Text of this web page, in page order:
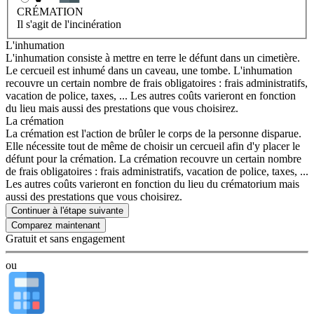
CRÉMATION
Il s'agit de l'incinération
L'inhumation
L'inhumation consiste à mettre en terre le défunt dans un cimetière.
Le cercueil est inhumé dans un caveau, une tombe. L'inhumation
recouvre un certain nombre de frais obligatoires : frais administratifs,
vacation de police, taxes, ... Les autres coûts varieront en fonction
du lieu mais aussi des prestations que vous choisirez.
La crémation
La crémation est l'action de brûler le corps de la personne disparue.
Elle nécessite tout de même de choisir un cercueil afin d'y placer le
défunt pour la crémation. La crémation recouvre un certain nombre
de frais obligatoires : frais administratifs, vacation de police, taxes, ...
Les autres coûts varieront en fonction du lieu du crématorium mais
aussi des prestations que vous choisirez.
Continuer à l'étape suivante
Gratuit et sans engagement
ou